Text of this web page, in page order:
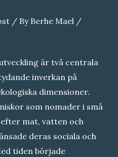
/ By Berhe Mael /
är två centrala
inverkan på
dimensioner.
som nomader i små
mat, vatten och
deras sociala och
tiden började